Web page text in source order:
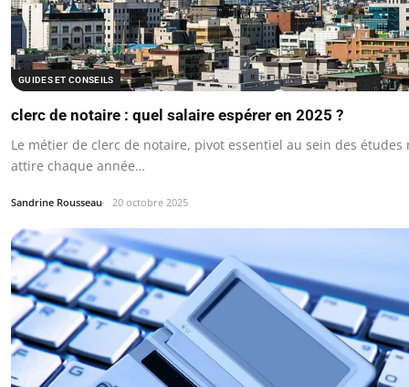
GUIDES ET CONSEILS
clerc de notaire : quel salaire espérer en 2025 ?
Le métier de clerc de notaire, pivot essentiel au sein des études
attire chaque année…
Sandrine Rousseau 20 octobre 2025